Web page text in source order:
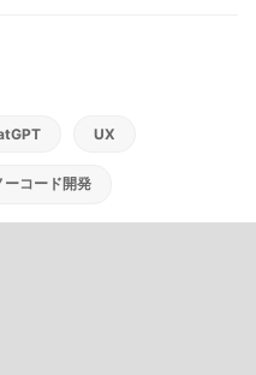
UX
ーコード開発